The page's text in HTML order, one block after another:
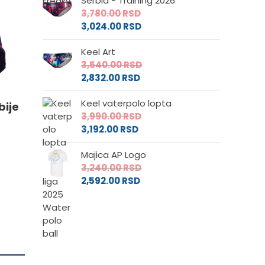
3,780.00RSD
3,024.00RSD
Keel Art
3,540.00RSD
2,832.00RSD
Keel vaterpolo lopta
3,990.00RSD
3,192.00RSD
Majica AP Logo
3,240.00RSD
2,592.00RSD